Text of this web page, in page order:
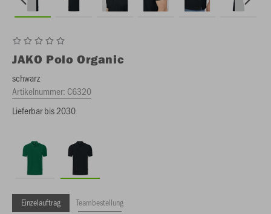
JAKO Polo Organic
schwarz
Artikelnummer: C6320
Lieferbar bis 2030
Einzelauftrag Teambestellung